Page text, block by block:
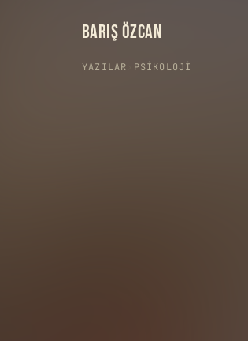
BARIŞ ÖZCAN
YAZILAR PSIKOLOJI